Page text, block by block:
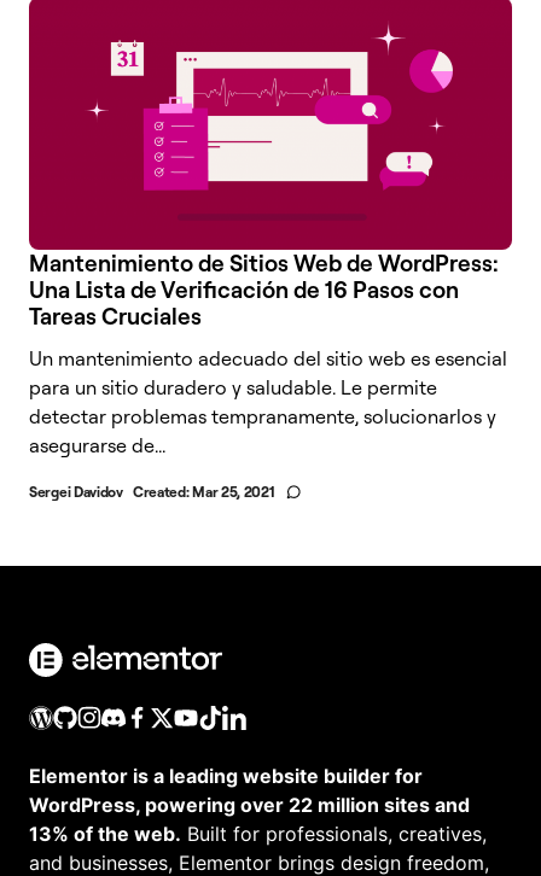
Mantenimiento de Sitios Web de WordPress:
Una Lista de Verificación de 16 Pasos con
Tareas Cruciales
Un mantenimiento adecuado del sitio web es esencial
para un sitio duradero y saludable. Le permite
detectar problemas tempranamente, solucionarlos y
asegurarse de...
Sergei Davidov Created:Mar 25, 2021
Elementor is a leading website builder for
WordPress, powering over 22 million sites and
13% of the web. Built for professionals, creatives,
and businesses, Elementor brings design freedom,